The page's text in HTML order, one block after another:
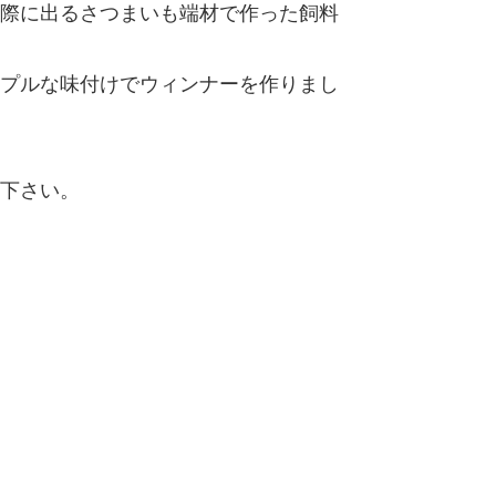
に出るさつまいも端材で作った飼料
ルな味付けでウィンナーを作りまし
さい。